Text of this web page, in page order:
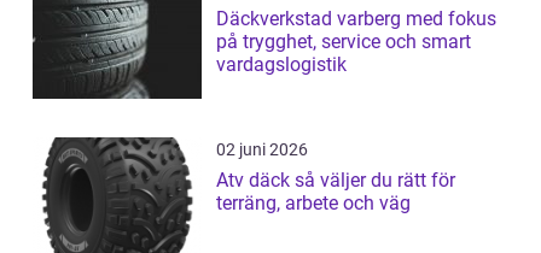
Däckverkstad varberg med fokus
på trygghet, service och smart
vardagslogistik
02 juni 2026
Atv däck så väljer du rätt för
terräng, arbete och väg